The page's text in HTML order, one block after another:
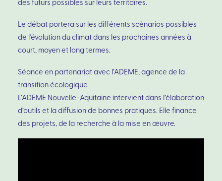
des futurs possibles sur leurs territoires.
Le débat portera sur les différents scénarios possibles
de l’évolution du climat dans les prochaines années à
court, moyen et long termes.
Séance en partenariat avec l’ADEME, agence de la
transition écologique.
L’ADEME Nouvelle-Aquitaine intervient dans l’élaboration
d’outils et la diffusion de bonnes pratiques. Elle finance
des projets, de la recherche à la mise en œuvre.